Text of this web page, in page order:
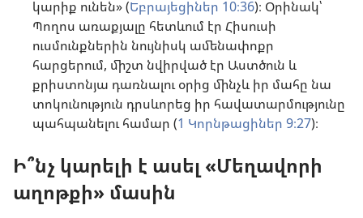
կարիք ունեն» (Եբրայեցիներ 10։36)։ Օրինակ՝
Պողոս առաքյալը հետևում էր Հիսուսի
ուսմունքներին նույնիսկ ամենափոքր
հարցերում, միշտ նվիրված էր Աստծուն և
քրիստոնյա դառնալու օրից մինչև իր մահը նա
տոկունություն դրսևորեց իր հավատարմությունը
պահպանելու համար (1 Կորնթացիներ 9։27)։
Ի՞նչ կարելի է ասել «Մեղավորի
աղոթքի» մասին